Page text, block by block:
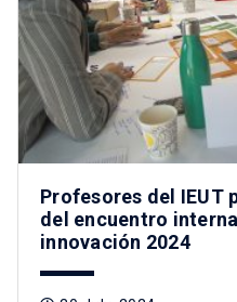
Profesores del IEUT
del encuentro
innovación 2024